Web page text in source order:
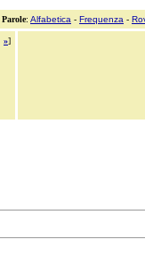
Parole: Alfabetica - Frequenza -
»]